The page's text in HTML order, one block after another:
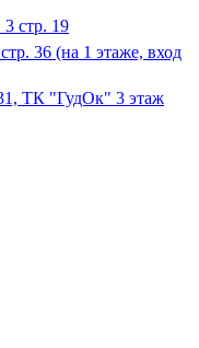
стр. 19
36 (на 1 этаже, вход
ТК "ГудОк" 3 этаж